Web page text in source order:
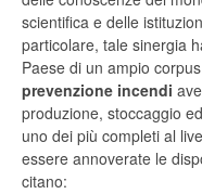
scientifica e delle
particolare, tale sinergia
Paese di un ampio
prevenzione incendi
produzione, stoccaggio
uno dei più completi al
essere annoverate le
citano: